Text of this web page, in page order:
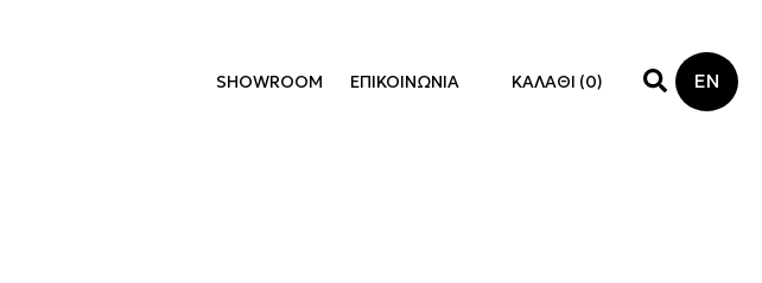
SHOWROOM ΕΠΙΚΟΙΝΩΝΙΑ ΚΑΛΑΘΙ (0) EN